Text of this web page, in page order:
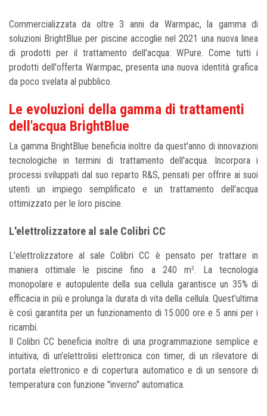
Commercializzata da oltre 3 anni da Warmpac, la gamma di
soluzioni BrightBlue per piscine accoglie nel 2021 una nuova linea
di prodotti per il trattamento dell'acqua: WPure. Come tutti i
prodotti dell'offerta Warmpac, presenta una nuova identità grafica
da poco svelata al pubblico.
Le evoluzioni della gamma di trattamenti
dell'acqua BrightBlue
La gamma BrightBlue beneficia inoltre da quest'anno di innovazioni
tecnologiche in termini di trattamento dell'acqua. Incorpora i
processi sviluppati dal suo reparto R&S, pensati per offrire ai suoi
utenti un impiego semplificato e un trattamento dell'acqua
ottimizzato per le loro piscine.
L'elettrolizzatore al sale Colibri CC
L'elettrolizzatore al sale Colibri CC è pensato per trattare in
maniera ottimale le piscine fino a 240 m3. La tecnologia
monopolare e autopulente della sua cellula garantisce un 35% di
efficacia in più e prolunga la durata di vita della cellula. Quest'ultima
è così garantita per un funzionamento di 15.000 ore e 5 anni per i
ricambi.
Il Colibri CC beneficia inoltre di una programmazione semplice e
intuitiva, di un'elettrolisi elettronica con timer, di un rilevatore di
portata elettronico e di copertura automatico e di un sensore di
temperatura con funzione "inverno" automatica.